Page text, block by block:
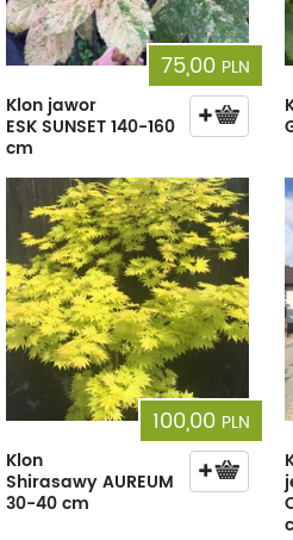
75,00 PLN
Klon jawor
ESK SUNSET 140-160
cm
100,00 PLN
Klon
Shirasawy AUREUM
30-40 cm